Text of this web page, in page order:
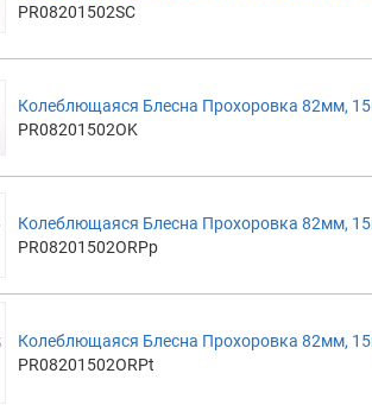
PR08201502SC
Колеблющаяся Блесна Прохоровка 82мм,
PR08201502OK
Колеблющаяся Блесна Прохоровка 82мм,
PR08201502ORPp
Колеблющаяся Блесна Прохоровка 82мм,
PR08201502ORPt